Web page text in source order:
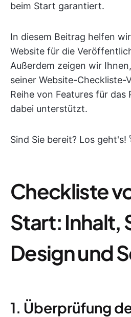
beim Start garantiert.
In diesem Beitrag helfen
Website für die
Außerdem zeigen wir
seiner Website-Checkliste-
Reihe von Features für das
dabei unterstützt.
Sind Sie bereit? Los geht's!
Checkliste
Start: Inhalt,
Design und
1. Überprüfung